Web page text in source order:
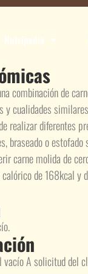
combinación de
cualidades
realizar diferentes
braseado o estofado
carne molida de
de 168kcal y
vacío A solicitud del